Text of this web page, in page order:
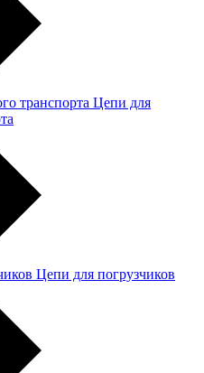
Цепи для
Цепи для погрузчиков